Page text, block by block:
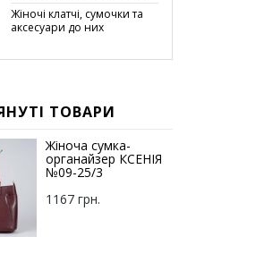
Жіночі клатчі, сумочки та
аксесуари до них
ТОВАРИ
Жіноча сумка-
органайзер КСЕНІЯ
№09-25/3
1167 грн.